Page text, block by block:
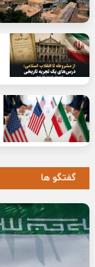
گفتگو ها